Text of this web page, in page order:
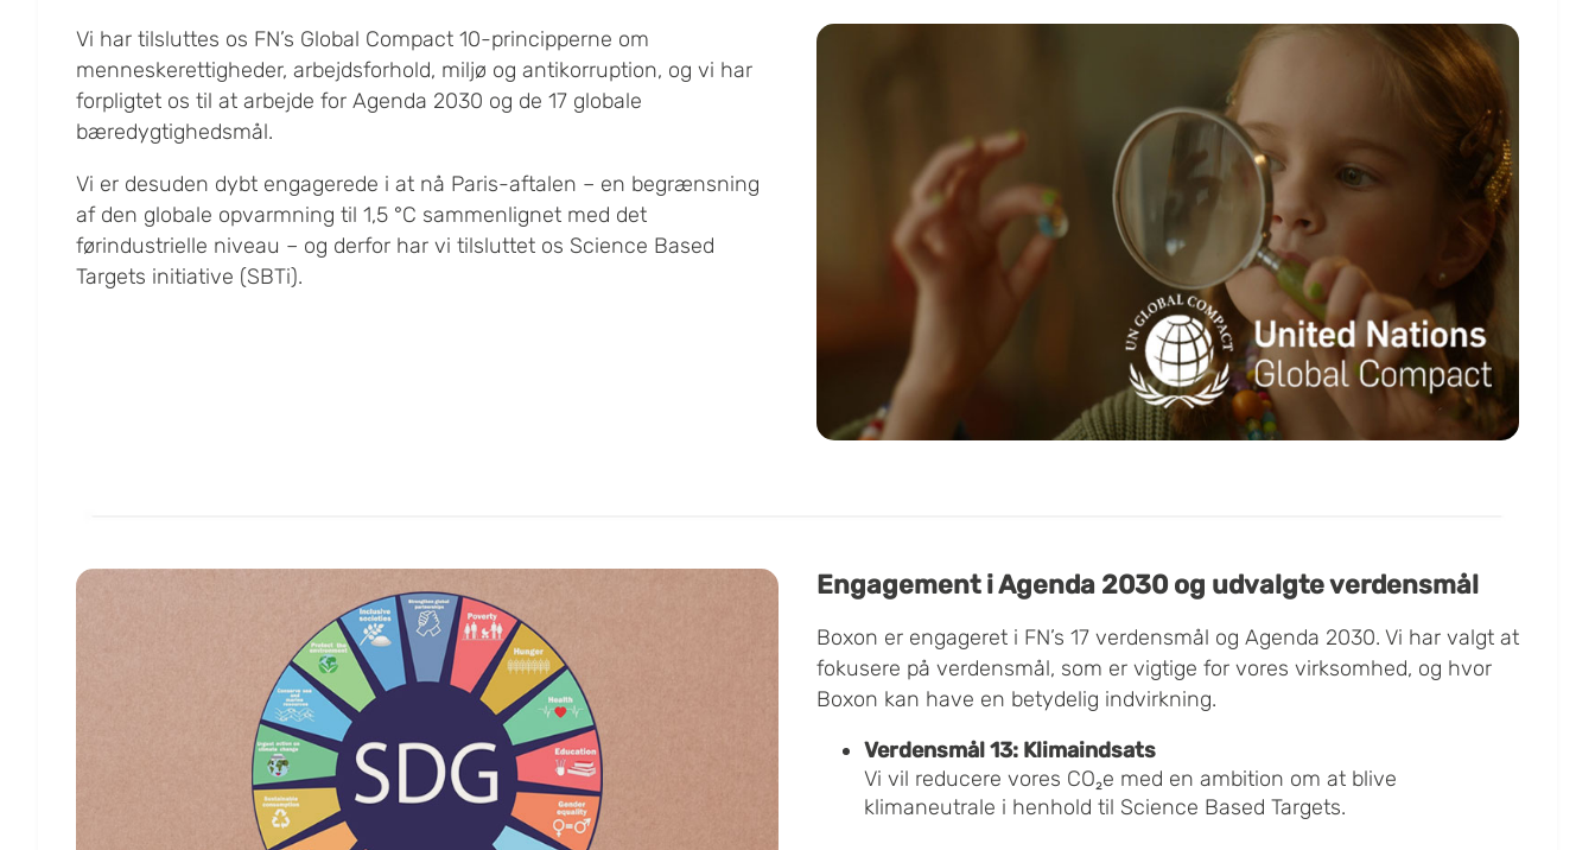
Vi har tilsluttes os FN’s Global Compact 10-principperne om
menneskerettigheder, arbejdsforhold, miljø og antikorruption, og vi har
forpligtet os til at arbejde for Agenda 2030 og de 17 globale
bæredygtighedsmål.
Vi er desuden dybt engagerede i at nå Paris-aftalen – en begrænsning
af den globale opvarmning til 1,5 °C sammenlignet med det
førindustrielle niveau – og derfor har vi tilsluttet os Science Based
Targets initiative (SBTi).
Engagement i Agenda 2030 og udvalgte verdensmål
Boxon er engageret i FN’s 17 verdensmål og Agenda 2030. Vi har valgt at
fokusere på verdensmål, som er vigtige for vores virksomhed, og hvor
Boxon kan have en betydelig indvirkning.
Verdensmål 13: Klimaindsats
Vi vil reducere vores CO₂e med en ambition om at blive
klimaneutrale i henhold til Science Based Targets.